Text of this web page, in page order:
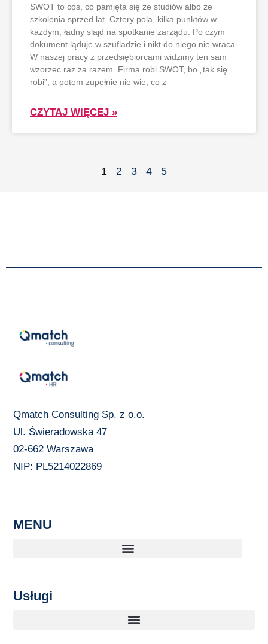
SWOT to coś, co pamięta się ze studiów albo ze
szkolenia sprzed lat. Cztery pola, kilka punktów w
każdym, ładny slajd na spotkanie zarządu. Po czym
dokument ląduje w szufladzie i nikt do niego nie wraca.
W naszej pracy z przedsiębiorcami widzimy ten sam
wzorzec raz za razem. Firma robi SWOT, bo „tak się
robi”, a potem zupełnie nie wie, co z
CZYTAJ WIĘCEJ »
1 2 3 4 5
Qmatch Consulting Sp. z o.o.
Ul. Świeradowska 47
02-662 Warszawa
NIP: PL5214022869
MENU
Usługi